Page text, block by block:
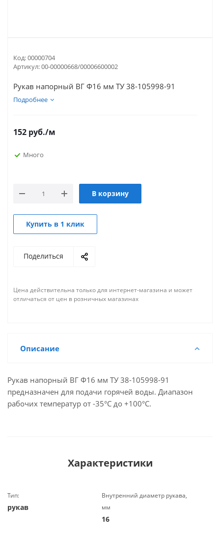
Код:00000704
Артикул:00-00000668/00006600002
Рукав напорный ВГ Ф16 мм ТУ 38-105998-91
Подробнее
152 руб./м
Много
В корзину
Купить в 1 клик
Поделиться
Цена действительна только для интернет-магазина и может
отличаться от цен в розничных магазинах
Описание
Рукав напорный ВГ Ф16 мм ТУ 38-105998-91
предназначен для подачи горячей воды. Диапазон
рабочих температур от -35°C до +100°C.
Характеристики
Тип:
рукав
Внутренний диаметр рукава,
мм
16